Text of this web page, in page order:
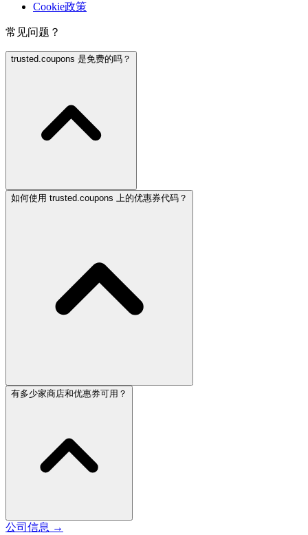
Cookie政策
常见问题？
trusted.coupons 是免费的吗？
如何使用 trusted.coupons 上的优惠券代码？
有多少家商店和优惠券可用？
公司信息 →